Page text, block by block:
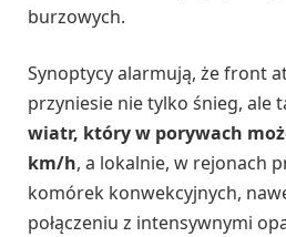
burzowych.
Synoptycy alarmują, że front
przyniesie nie tylko śnieg, ale
wiatr, który w porywach
km/h, a lokalnie, w rejonach
komórek konwekcyjnych,
połączeniu z intensywnymi